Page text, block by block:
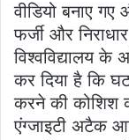
वीडियो बनाए
फर्जी और
विश्वविद्यालय के
कर दिया है कि
करने की कोशिश
एंग्जाइटी अटैक